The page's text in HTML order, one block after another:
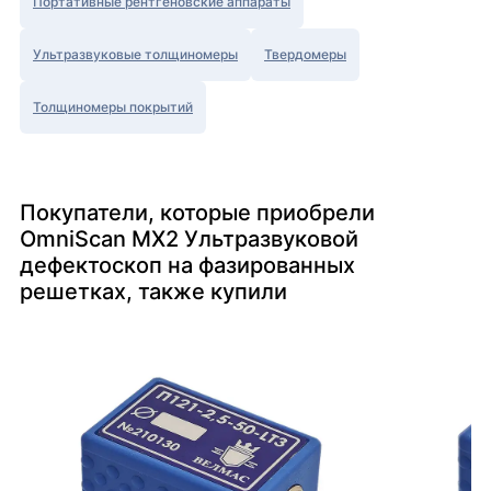
Ультразвуковые толщиномеры Твердомеры
Толщиномеры покрытий
Покупатели, которые приобрели
OmniScan MX2 Ультразвуковой
дефектоскоп на фазированных
решетках, также купили